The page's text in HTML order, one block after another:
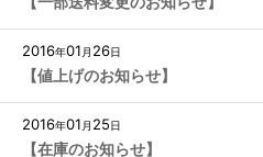
2016年01 月 26日
【値上げのお知らせ】
2016年01 月 25日
【在庫のお知らせ】